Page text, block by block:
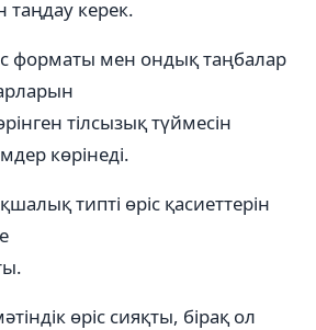
таңдау керек.
форматы мен ондық таңбалар
тілсызық түймесін
көрінеді.
типті өріс қасиеттерін
өріс сияқты, бірақ ол